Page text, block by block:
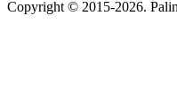
Copyright © 2015-2026.